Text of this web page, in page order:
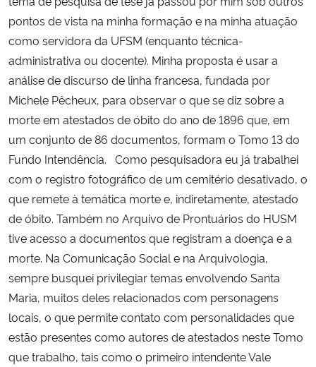
pontos de vista na minha formação e na minha atuação
como servidora da UFSM (enquanto técnica-
administrativa ou docente). Minha proposta é usar a
análise de discurso de linha francesa, fundada por
Michele Pêcheux, para observar o que se diz sobre a
morte em atestados de óbito do ano de 1896 que, em
um conjunto de 86 documentos, formam o Tomo 13 do
Fundo Intendência. Como pesquisadora eu já trabalhei
com o registro fotográfico de um cemitério desativado, o
que remete à temática morte e, indiretamente, atestado
de óbito. Também no Arquivo de Prontuários do HUSM
tive acesso a documentos que registram a doença e a
morte. Na Comunicação Social e na Arquivologia,
sempre busquei privilegiar temas envolvendo Santa
Maria, muitos deles relacionados com personagens
locais, o que permite contato com personalidades que
estão presentes como autores de atestados neste Tomo
que trabalho, tais como o primeiro intendente Vale